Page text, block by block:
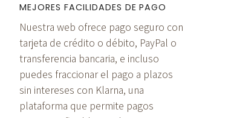
MEJORES FACILIDADES DE PAGO
Nuestra web ofrece pago seguro con
tarjeta de crédito o débito, PayPal o
transferencia bancaria, e incluso
puedes fraccionar el pago a plazos
sin intereses con Klarna, una
plataforma que permite pagos